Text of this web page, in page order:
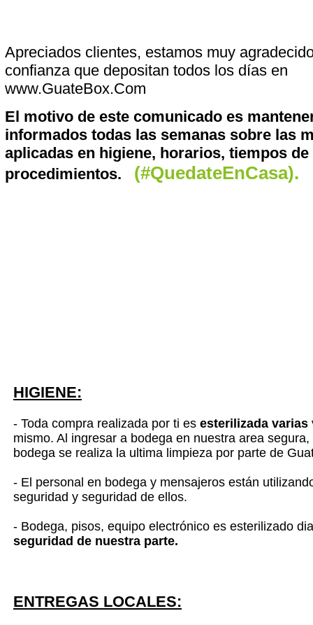
Apreciados clientes, estamos muy
confianza que depositan todos los días en
www.GuateBox.Com
El motivo de este comunicado es
informados todas las semanas sobre las
aplicadas en higiene, horarios, tiempos de
procedimientos. (#QuedateEnCasa).
HIGIENE:
- Toda compra realizada por ti es esterilizada varias
mismo. Al ingresar a bodega en nuestra area
bodega se realiza la ultima limpieza por parte de
- El personal en bodega y mensajeros están
seguridad y seguridad de ellos.
- Bodega, pisos, equipo electrónico es esterilizado
seguridad de nuestra parte.
ENTREGAS LOCALES: